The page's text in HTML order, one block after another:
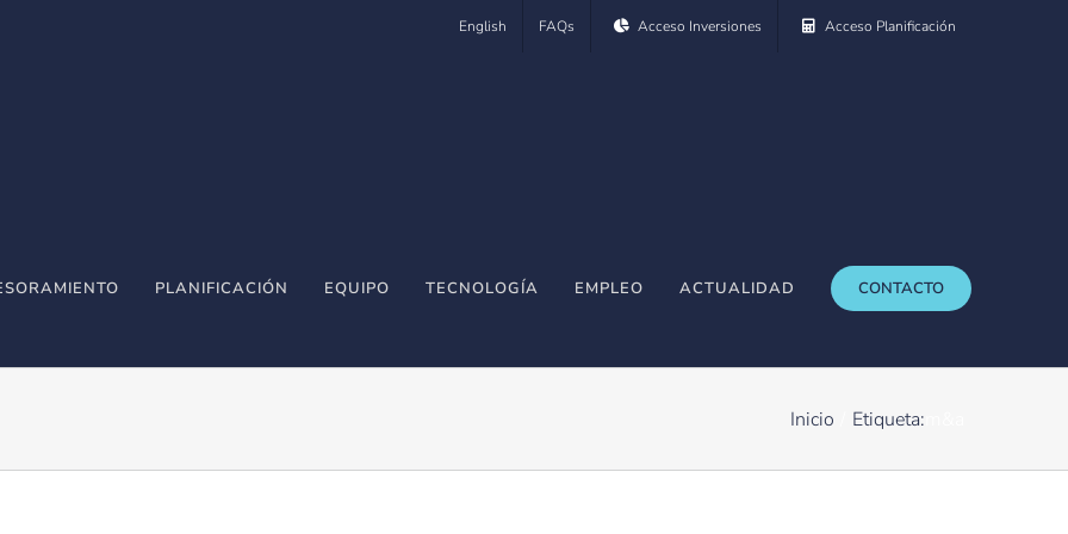
English FAQs Acceso Inversiones Acceso Planificación
PLANIFICACIÓN EQUIPO TECNOLOGÍA EMPLEO ACTUALIDAD CONTACTO
Inicio Etiqueta: